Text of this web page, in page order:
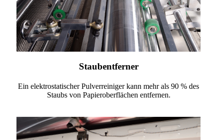
Staubentferner
Ein elektrostatischer Pulverreiniger kann mehr als 90 % des
Staubs von Papieroberflächen entfernen.